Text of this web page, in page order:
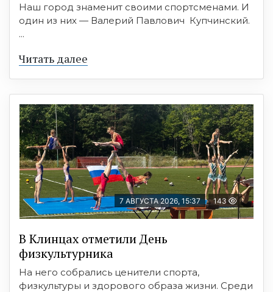
Наш город знаменит своими спортсменами. И
один из них — Валерий Павлович Купчинский.
...
Читать далее
7 АВГУСТА 2026, 15:37 143
В Клинцах отметили День
физкультурника
На него собрались ценители спорта,
физкультуры и здорового образа жизни. Среди